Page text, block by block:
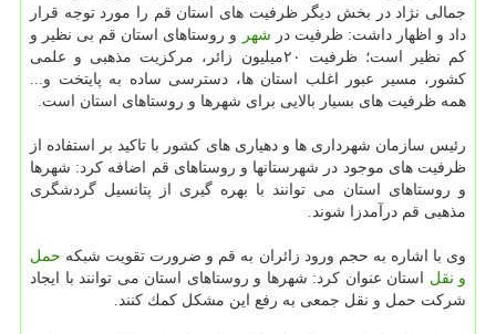
جمالی نژاد در بخش دیگر ظرفیت های استان قم را مورد توجه قرار
داد و اظهار داشت: ظرفیت در شهر
و روستاهای استان قم بی نظیر و
كم نظیر است؛ ظرفیت ۲۰میلیون زائر، مركزیت مذهبی و علمی
كشور، مسیر عبور اغلب استان ها، دسترسی ساده به پایتخت و...
همه ظرفیت های بسیار بالایی برای شهرها و روستاهای استان است.
رئیس سازمان شهرداری ها و دهیاری های كشور با تاكید بر استفاده از
ظرفیت های موجود در شهرستانها و روستاهای قم اضافه كرد: شهرها
و روستاهای استان می توانند با بهره گیری از پتانسیل گردشگری
مذهبی قم درآمدزا شوند.
وی با اشاره به حجم ورود زائران به قم و ضرورت تقویت شبكه حمل
و نقل استان عنوان كرد: شهرها و روستاهای استان می توانند با ایجاد
شركت حمل و نقل جمعی به رفع این مشكل كمك كنند.